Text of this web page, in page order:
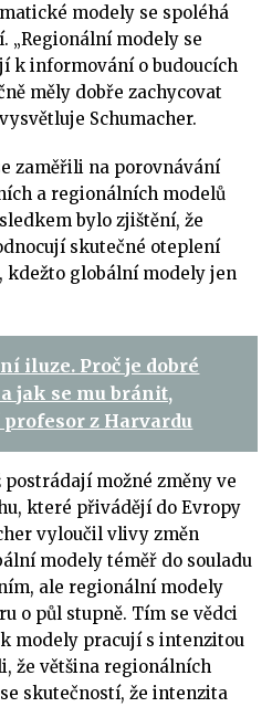
modely se spoléhá
„Regionální modely se
k informování o budoucích
měly dobře zachycovat
Schumacher.
zaměřili na porovnávání
a regionálních modelů
bylo zjištění, že
skutečné oteplení
kdežto globální modely jen
iluze. Proč je dobré
jak se mu bránit,
z Harvardu
možné změny ve
které přivádějí do Evropy
vyloučil vlivy změn
modely téměř do souladu
ale regionální modely
o půl stupně. Tím se vědci
modely pracují s intenzitou
že většina regionálních
skutečností, že intenzita